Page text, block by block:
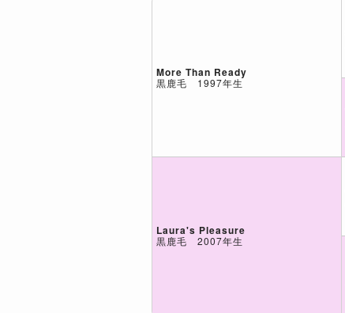
More Than Ready
黒鹿毛 1997年生
Laura's Pleasure
黒鹿毛 2007年生